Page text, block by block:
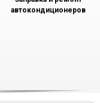
автокондиционеров